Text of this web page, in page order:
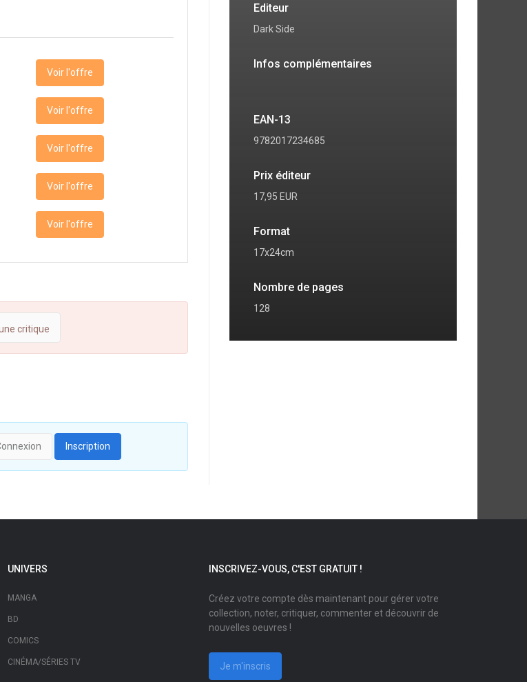
Voir l'offre
Voir l'offre
Voir l'offre
Voir l'offre
Voir l'offre
critique
Inscription
Editeur
Dark Side
Infos complémentaires
EAN-13
9782017234685
Prix éditeur
17,95 EUR
Format
17x24cm
Nombre de pages
128
UNIVERS
MANGA
BD
COMICS
CINÉMA/SÉRIES TV
INSCRIVEZ-VOUS, C'EST GRATUIT !
Créez votre compte dès maintenant pour gérer votre
collection, noter, critiquer, commenter et découvrir de
nouvelles oeuvres !
Je m'inscris